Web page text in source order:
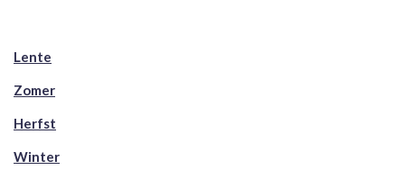
Lente
Zomer
Herfst
Winter